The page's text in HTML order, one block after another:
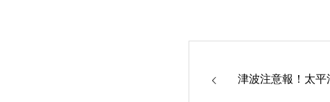
津波注意報！太